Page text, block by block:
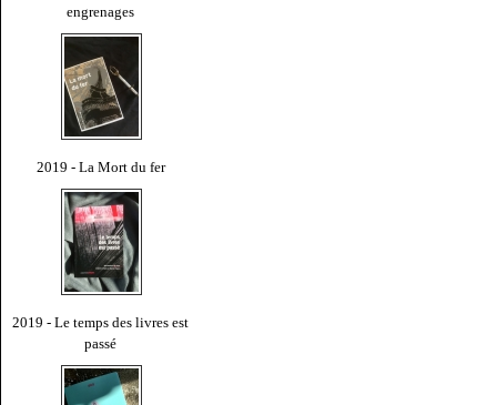
engrenages
2019 - La Mort du fer
2019 - Le temps des livres est
passé